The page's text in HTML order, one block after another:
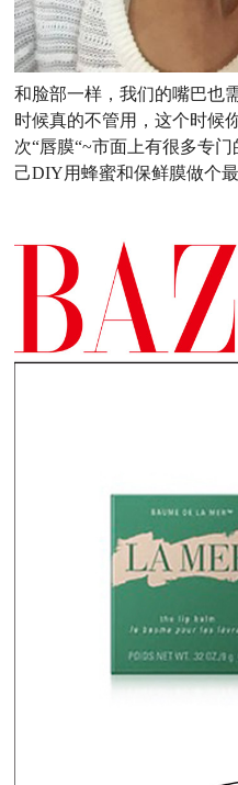
和脸部一样，我们的嘴巴也
时候真的不管用，这个时候
次“唇膜“~市面上有很多专
己DIY用蜂蜜和保鲜膜做个最